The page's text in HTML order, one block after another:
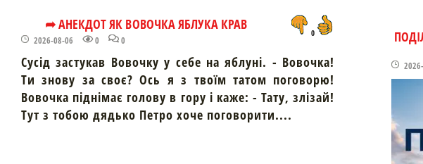
➦ АНЕКДОТ ЯК ВОВОЧКА ЯБЛУКА КРАВ
2026-08-06 0 0
0
Сусід застукав Вовочку у себе на яблуні. - Вовочка!
Ти знову за своє? Ось я з твоїм татом поговорю!
Вовочка піднімає голову в гору і каже: - Тату, злізай!
Тут з тобою дядько Петро хоче поговорити....